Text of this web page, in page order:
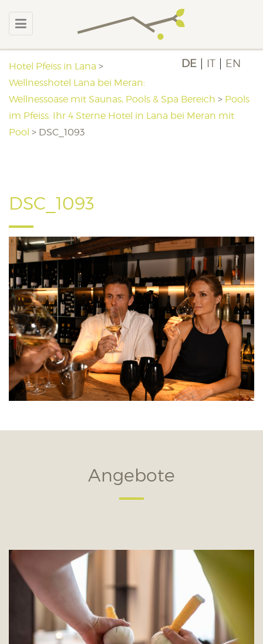
DE IT EN
Hotel Pfeiss in Lana >
Wellnesshotel Lana bei Meran:
Wellnessoase mit Saunas, Pools & Spa Bereich > Pools
im Pfeiss: Ihr 4 Sterne Hotel in Lana bei Meran mit
Pool > DSC_1093
DSC_1093
Angebote